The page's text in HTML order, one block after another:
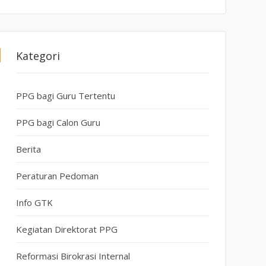
Kategori
PPG bagi Guru Tertentu
PPG bagi Calon Guru
Berita
Peraturan Pedoman
Info GTK
Kegiatan Direktorat PPG
Reformasi Birokrasi Internal